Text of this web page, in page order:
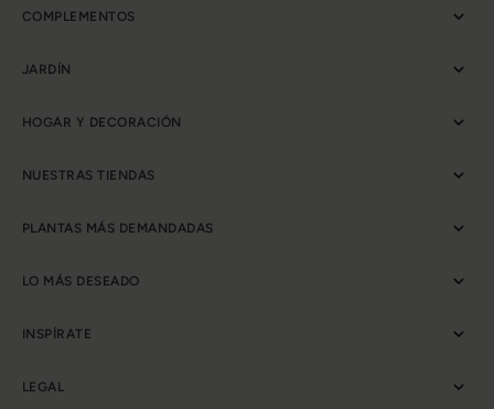
COMPLEMENTOS
JARDÍN
HOGAR Y DECORACIÓN
NUESTRAS TIENDAS
PLANTAS MÁS DEMANDADAS
LO MÁS DESEADO
INSPÍRATE
LEGAL